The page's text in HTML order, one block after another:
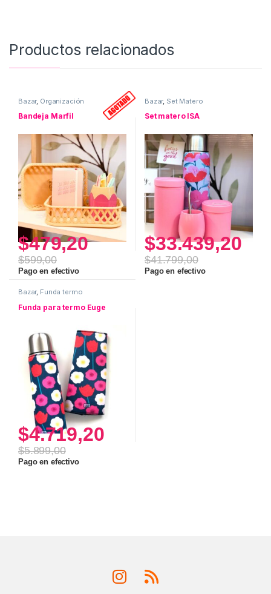
Productos relacionados
Bazar, Organización
Bandeja Marfil
$479,20
$599,00
Pago en efectivo
Bazar, Set Matero
Set matero ISA
$33.439,20
$41.799,00
Pago en efectivo
Bazar, Funda termo
Funda para termo Euge
$4.719,20
$5.899,00
Pago en efectivo